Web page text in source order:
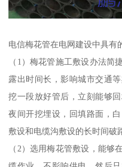
电信梅花管在电网建设中具有
（1）梅花管施工敷设办法简
露出时间长，影响城市交通
挖一段放好管后，立刻能够
夜间开挖埋设，回填路面，
敷设和电缆沟敷设的长时间破
（2）选用梅花管敷设，能够